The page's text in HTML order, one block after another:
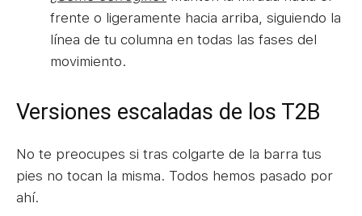
frente o ligeramente hacia arriba, siguiendo la
línea de tu columna en todas las fases del
movimiento.
Versiones escaladas de los T2B
No te preocupes si tras colgarte de la barra tus
pies no tocan la misma. Todos hemos pasado por
ahí.